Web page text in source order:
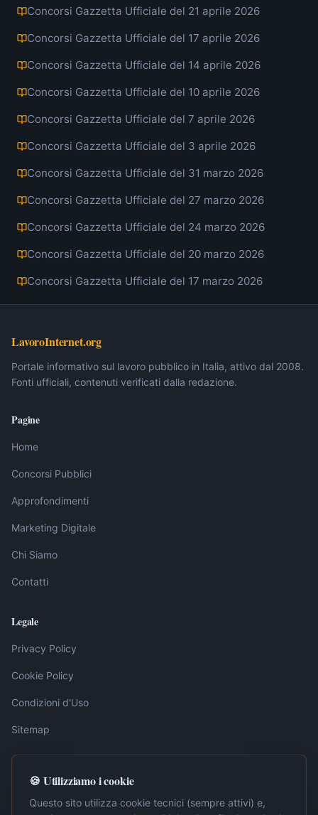
Concorsi Gazzetta Ufficiale del 21 aprile 2026
Concorsi Gazzetta Ufficiale del 17 aprile 2026
Concorsi Gazzetta Ufficiale del 14 aprile 2026
Concorsi Gazzetta Ufficiale del 10 aprile 2026
Concorsi Gazzetta Ufficiale del 7 aprile 2026
Concorsi Gazzetta Ufficiale del 3 aprile 2026
Concorsi Gazzetta Ufficiale del 31 marzo 2026
Concorsi Gazzetta Ufficiale del 27 marzo 2026
Concorsi Gazzetta Ufficiale del 24 marzo 2026
Concorsi Gazzetta Ufficiale del 20 marzo 2026
Concorsi Gazzetta Ufficiale del 17 marzo 2026
LavoroInternet.org
Portale informativo sul lavoro pubblico in Italia, attivo dal 2008.
Fonti ufficiali, contenuti verificati dalla redazione.
Pagine
Home
Concorsi Pubblici
Approfondimenti
Marketing Digitale
Chi Siamo
Contatti
Legale
Privacy Policy
Cookie Policy
Condizioni d'Uso
Sitemap
Nota editoriale: I contenuti pubblicati su LavoroInternet.org sono
Gazzetta Ufficiale della Repubblica Italiana. Ogni articolo è
🍪 Utilizziamo i cookie
Questo sito utilizza cookie tecnici (sempre attivi) e,